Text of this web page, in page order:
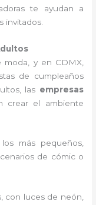
te ayudan a
invitados.
y en CDMX,
de cumpleaños
las empresas
crear el ambiente
más pequeños,
de cómic o
con luces de neón,